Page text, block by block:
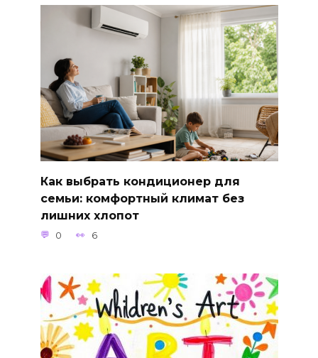
Как выбрать кондиционер для
семьи: комфортный климат без
лишних хлопот
0 6